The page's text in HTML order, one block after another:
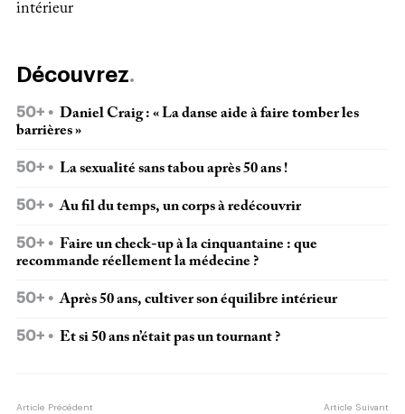
intérieur
Découvrez
50+
Daniel Craig : « La danse aide à faire tomber les
barrières »
50+ La sexualité sans tabou après 50 ans !
50+ Au fil du temps, un corps à redécouvrir
50+
Faire un check-up à la cinquantaine : que
recommande réellement la médecine ?
50+ Après 50 ans, cultiver son équilibre intérieur
50+ Et si 50 ans n’était pas un tournant ?
Article Précédent Article Suivant